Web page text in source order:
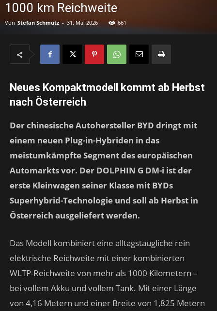
1000 km Reichweite
Von Stefan Schmutz - 31. Mai 2026 661
Neues Kompaktmodell kommt ab Herbst
nach Österreich
Der chinesische Autohersteller BYD dringt mit
einem neuen Plug-in-Hybriden in das
meistumkämpfte Segment des europäischen
Automarkts vor. Der DOLPHIN G DM-i ist der
erste Kleinwagen seiner Klasse mit BYDs
Superhybrid-Technologie und soll ab Herbst in
Österreich ausgeliefert werden.
Das Modell kombiniert eine alltagstaugliche rein
elektrische Reichweite mit einer kombinierten
WLTP-Reichweite von mehr als 1000 Kilometern –
bei vollem Akku und vollem Tank. Mit einer Länge
von 4,16 Metern und einer Breite von 1,825 Metern